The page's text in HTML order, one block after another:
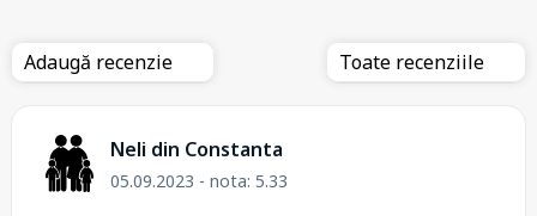
Adaugă recenzie Toate recenziile
Neli din Constanta
05.09.2023 - nota: 5.33